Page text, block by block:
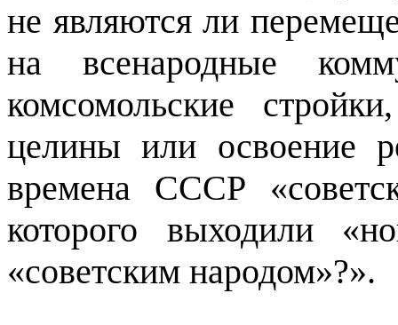
не являются ли
на всенародные
комсомольские
целины или освоение
времена СССР
которого выходили
«советским народом»?».